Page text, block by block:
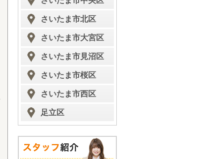
さいたま市北区
さいたま市大宮区
さいたま市見沼区
さいたま市桜区
さいたま市西区
足立区